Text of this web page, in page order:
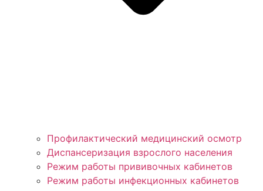
Профилактический медицинский осмотр
Диспансеризация взрослого населения
Режим работы прививочных кабинетов
Режим работы инфекционных кабинетов